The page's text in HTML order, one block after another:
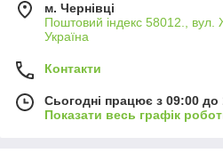
м. Чернівці
Поштовий індекс 58012., вул.
Україна
Контакти
Сьогодні працює з 09:00 до
Показати весь графік